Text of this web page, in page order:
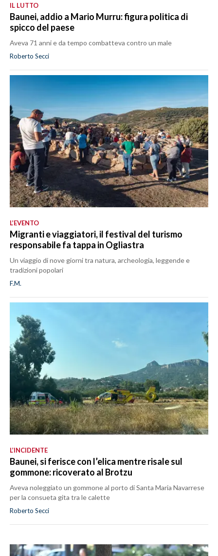
IL LUTTO
Baunei, addio a Mario Murru: figura politica di
spicco del paese
Aveva 71 anni e da tempo combatteva contro un male
Roberto Secci
L’EVENTO
Migranti e viaggiatori, il festival del turismo
responsabile fa tappa in Ogliastra
Un viaggio di nove giorni tra natura, archeologia, leggende e
tradizioni popolari
F.M.
L’INCIDENTE
Baunei, si ferisce con l’elica mentre risale sul
gommone: ricoverato al Brotzu
Aveva noleggiato un gommone al porto di Santa Maria Navarrese
per la consueta gita tra le calette
Roberto Secci